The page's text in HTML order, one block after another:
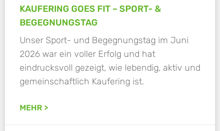
KAUFERING GOES FIT – SPORT- &
BEGEGNUNGSTAG
Unser Sport- und Begegnungstag im Juni
2026 war ein voller Erfolg und hat
eindrucksvoll gezeigt, wie lebendig, aktiv und
gemeinschaftlich Kaufering ist.
MEHR >